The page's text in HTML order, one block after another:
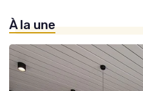
» Projets de Développement
À la une